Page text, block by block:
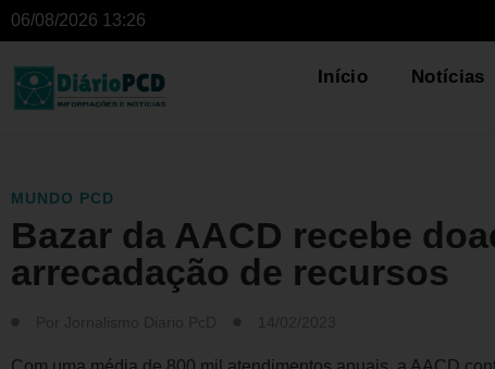
06/08/2026 13:26
Início Notícias
MUNDO PCD
Bazar da AACD recebe
arrecadação de recursos